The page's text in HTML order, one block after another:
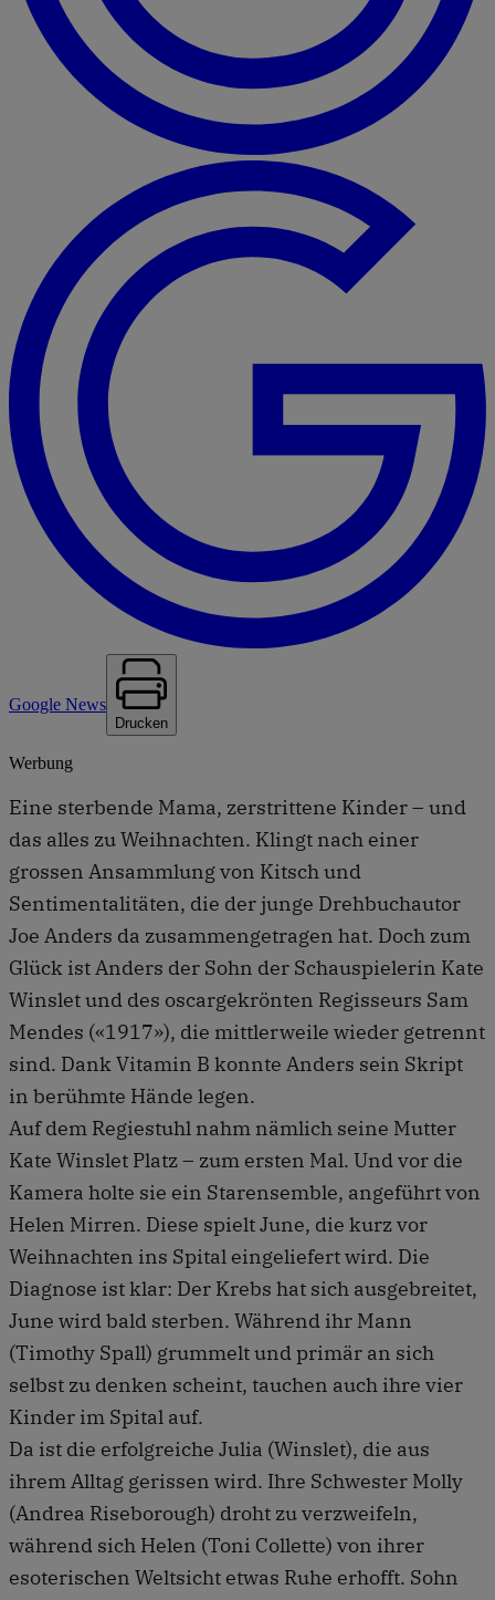
Google News
Drucken
Werbung
Eine sterbende Mama, zerstrittene Kinder – und
das alles zu Weihnachten. Klingt nach einer
grossen Ansammlung von Kitsch und
Sentimentalitäten, die der junge Drehbuchautor
Joe Anders da zusammengetragen hat. Doch zum
Glück ist Anders der Sohn der Schauspielerin Kate
Winslet und des oscargekrönten Regisseurs Sam
Mendes («1917»), die mittlerweile wieder getrennt
sind. Dank Vitamin B konnte Anders sein Skript
in berühmte Hände legen.
Auf dem Regiestuhl nahm nämlich seine Mutter
Kate Winslet Platz – zum ersten Mal. Und vor die
Kamera holte sie ein Starensemble, angeführt von
Helen Mirren. Diese spielt June, die kurz vor
Weihnachten ins Spital eingeliefert wird. Die
Diagnose ist klar: Der Krebs hat sich ausgebreitet,
June wird bald sterben. Während ihr Mann
(Timothy Spall) grummelt und primär an sich
selbst zu denken scheint, tauchen auch ihre vier
Kinder im Spital auf.
Da ist die erfolgreiche Julia (Winslet), die aus
ihrem Alltag gerissen wird. Ihre Schwester Molly
(Andrea Riseborough) droht zu verzweifeln,
während sich Helen (Toni Collette) von ihrer
esoterischen Weltsicht etwas Ruhe erhofft. Sohn